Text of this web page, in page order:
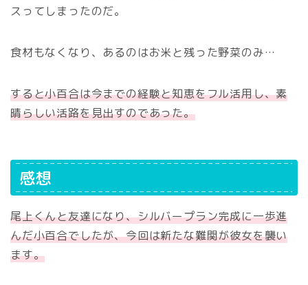
スってしまったのだ。
食材もなくなり、あるのはお米と残った野菜のみ…
すると小百合は今までの経験と知恵をフル活用し、素
晴らしい活路を見出すのであった。
感想
尾上くんと友達になり、シルバープラン完成に一歩進
んだ小百合でしたが、今回は新たな難関が彼女を襲い
ます。